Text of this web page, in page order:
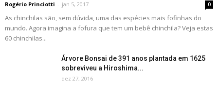
Rogério Princiotti - jan 5, 2017 0
As chinchilas são, sem dúvida, uma das espécies mais fofinhas do
mundo. Agora imagina a fofura que tem um bebê chinchila? Veja estas
60 chinchilas...
Árvore Bonsai de 391 anos plantada em 1625
sobreviveu a Hiroshima...
dez 27, 2016